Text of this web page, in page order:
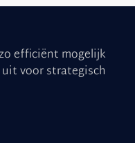
efficiënt mogelijk
voor strategisch